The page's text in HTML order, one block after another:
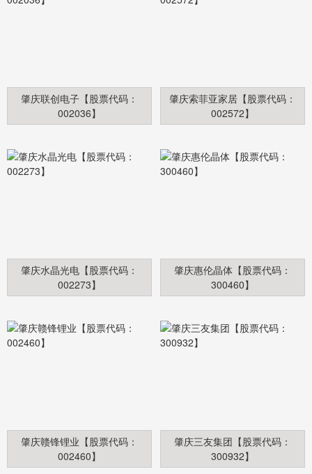
肇庆联创电子【股票代码：
002036】
肇庆索菲亚家居【股票代码：
002572】
肇庆水晶光电【股票代码：
002273】
肇庆惠伦晶体【股票代码：
300460】
肇庆赣锋锂业【股票代码：
002460】
肇庆三友集团【股票代码：
300932】